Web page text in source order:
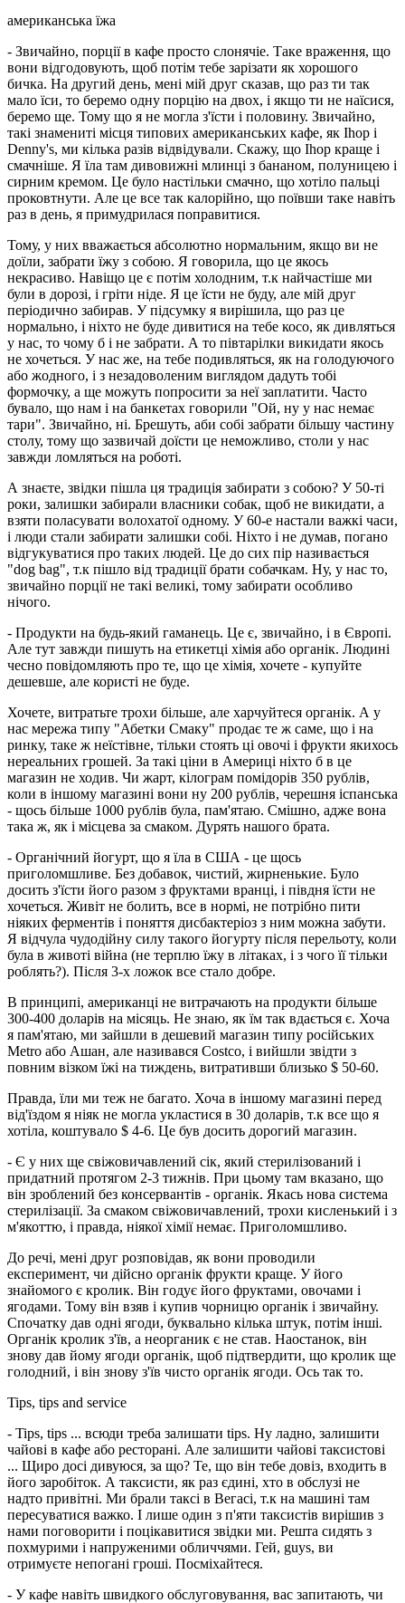
американська їжа
- Звичайно, порції в кафе просто слонячіе. Таке враження, що
вони відгодовують, щоб потім тебе зарізати як хорошого
бичка. На другий день, мені мій друг сказав, що раз ти так
мало їси, то беремо одну порцію на двох, і якщо ти не наїсися,
беремо ще. Тому що я не могла з'їсти і половину. Звичайно,
такі знамениті місця типових американських кафе, як Ihop і
Denny's, ми кілька разів відвідували. Скажу, що Ihop краще і
смачніше. Я їла там дивовижні млинці з бананом, полуницею і
сирним кремом. Це було настільки смачно, що хотіло пальці
проковтнути. Але це все так калорійно, що поївши таке навіть
раз в день, я примудрилася поправитися.
Тому, у них вважається абсолютно нормальним, якщо ви не
доїли, забрати їжу з собою. Я говорила, що це якось
некрасиво. Навіщо це є потім холодним, т.к найчастіше ми
були в дорозі, і гріти ніде. Я це їсти не буду, але мій друг
періодично забирав. У підсумку я вирішила, що раз це
нормально, і ніхто не буде дивитися на тебе косо, як дивляться
у нас, то чому б і не забрати. А то півтарілки викидати якось
не хочеться. У нас же, на тебе подивляться, як на голодуючого
або жодного, і з незадоволеним виглядом дадуть тобі
формочку, а ще можуть попросити за неї заплатити. Часто
бувало, що нам і на банкетах говорили "Ой, ну у нас немає
тари". Звичайно, ні. Брешуть, аби собі забрати більшу частину
столу, тому що зазвичай доїсти це неможливо, столи у нас
завжди ломляться на роботі.
А знаєте, звідки пішла ця традиція забирати з собою? У 50-ті
роки, залишки забирали власники собак, щоб не викидати, а
взяти поласувати волохатої одному. У 60-е настали важкі часи,
і люди стали забирати залишки собі. Ніхто і не думав, погано
відгукуватися про таких людей. Це до сих пір називається
"dog bag", т.к пішло від традиції брати собачкам. Ну, у нас то,
звичайно порції не такі великі, тому забирати особливо
нічого.
- Продукти на будь-який гаманець. Це є, звичайно, і в Європі.
Але тут завжди пишуть на етикетці хімія або органік. Людині
чесно повідомляють про те, що це хімія, хочете - купуйте
дешевше, але користі не буде.
Хочете, витратьте трохи більше, але харчуйтеся органік. А у
нас мережа типу "Абетки Смаку" продає те ж саме, що і на
ринку, таке ж неїстівне, тільки стоять ці овочі і фрукти якихось
нереальних грошей. За такі ціни в Америці ніхто б в це
магазин не ходив. Чи жарт, кілограм помідорів 350 рублів,
коли в іншому магазині вони ну 200 рублів, черешня іспанська
- щось більше 1000 рублів була, пам'ятаю. Смішно, адже вона
така ж, як і місцева за смаком. Дурять нашого брата.
- Органічний йогурт, що я їла в США - це щось
приголомшливе. Без добавок, чистий, жирненькие. Було
досить з'їсти його разом з фруктами вранці, і півдня їсти не
хочеться. Живіт не болить, все в нормі, не потрібно пити
ніяких ферментів і поняття дисбактеріоз з ним можна забути.
Я відчула чудодійну силу такого йогурту після перельоту, коли
була в животі війна (не терплю їжу в літаках, і з чого її тільки
роблять?). Після 3-х ложок все стало добре.
В принципі, американці не витрачають на продукти більше
300-400 доларів на місяць. Не знаю, як їм так вдається є. Хоча
я пам'ятаю, ми зайшли в дешевий магазин типу російських
Metro або Ашан, але називався Costco, і вийшли звідти з
повним візком їжі на тиждень, витративши близько $ 50-60.
Правда, їли ми теж не багато. Хоча в іншому магазині перед
від'їздом я ніяк не могла укластися в 30 доларів, т.к все що я
хотіла, коштувало $ 4-6. Це був досить дорогий магазин.
- Є у них ще свіжовичавлений сік, який стерилізований і
придатний протягом 2-3 тижнів. При цьому там вказано, що
він зроблений без консервантів - органік. Якась нова система
стерилізації. За смаком свіжовичавлений, трохи кисленький і з
м'якоттю, і правда, ніякої хімії немає. Приголомшливо.
До речі, мені друг розповідав, як вони проводили
експеримент, чи дійсно органік фрукти краще. У його
знайомого є кролик. Він годує його фруктами, овочами і
ягодами. Тому він взяв і купив чорницю органік і звичайну.
Спочатку дав одні ягоди, буквально кілька штук, потім інші.
Органік кролик з'їв, а неорганик є не став. Наостанок, він
знову дав йому ягоди органік, щоб підтвердити, що кролик ще
голодний, і він знову з'їв чисто органік ягоди. Ось так то.
Tips, tips and service
- Tips, tips ... всюди треба залишати tips. Ну ладно, залишити
чайові в кафе або ресторані. Але залишити чайові таксистові
... Щиро досі дивуюся, за що? Те, що він тебе довіз, входить в
його заробіток. А таксисти, як раз єдині, хто в обслузі не
надто привітні. Ми брали таксі в Вегасі, т.к на машині там
пересуватися важко. І лише один з п'яти таксистів вирішив з
нами поговорити і поцікавитися звідки ми. Решта сидять з
похмурими і напруженими обличчями. Гей, guys, ви
отримуєте непогані гроші. Посміхайтеся.
- У кафе навіть швидкого обслуговування, вас запитають, чи